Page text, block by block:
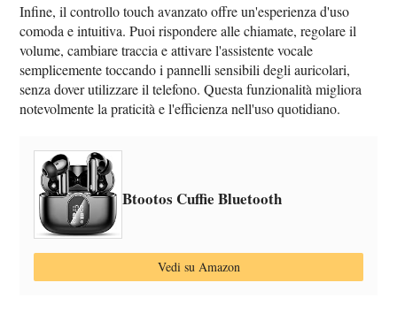
Infine, il controllo touch avanzato offre un'esperienza d'uso
comoda e intuitiva. Puoi rispondere alle chiamate, regolare il
volume, cambiare traccia e attivare l'assistente vocale
semplicemente toccando i pannelli sensibili degli auricolari,
senza dover utilizzare il telefono. Questa funzionalità migliora
notevolmente la praticità e l'efficienza nell'uso quotidiano.
Btootos Cuffie Bluetooth
Vedi su Amazon